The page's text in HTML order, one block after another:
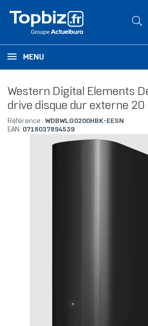
MENU
Western Digital Elements
drive disque dur externe 20
Référence : WDBWLG0200HBK-EESN
EAN: 0718037894539